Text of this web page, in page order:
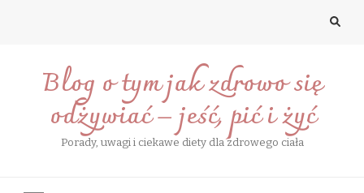
Blog o tym jak zdrowo się
odżywiać – jeść, pić i żyć
Porady, uwagi i ciekawe diety dla zdrowego ciała